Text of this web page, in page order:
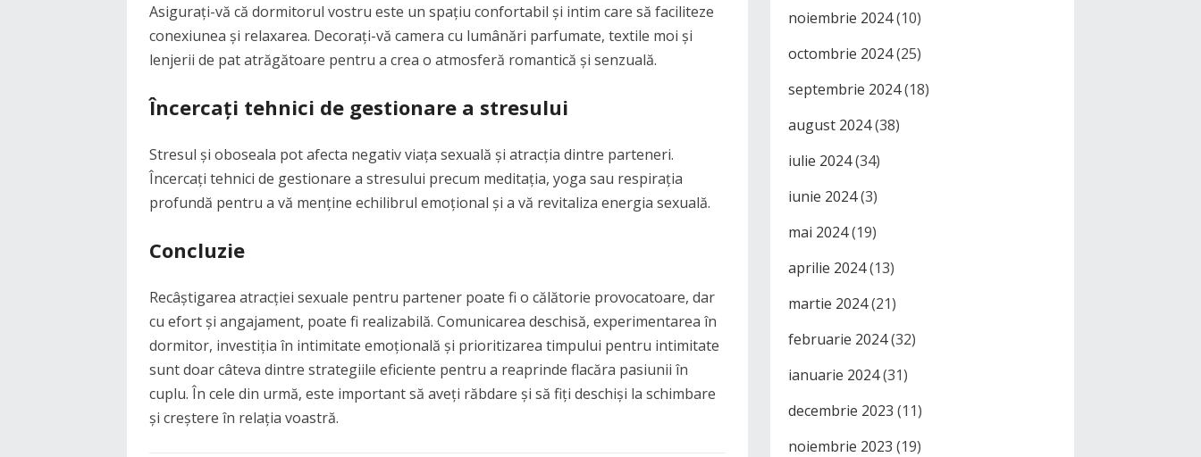
Asigurați-vă că dormitorul vostru este un spațiu confortabil și intim care să faciliteze
conexiunea și relaxarea. Decorați-vă camera cu lumânări parfumate, textile moi și
lenjerii de pat atrăgătoare pentru a crea o atmosferă romantică și senzuală.
Încercați tehnici de gestionare a stresului
Stresul și oboseala pot afecta negativ viața sexuală și atracția dintre parteneri.
Încercați tehnici de gestionare a stresului precum meditația, yoga sau respirația
profundă pentru a vă menține echilibrul emoțional și a vă revitaliza energia sexuală.
Concluzie
Recâștigarea atracției sexuale pentru partener poate fi o călătorie provocatoare, dar
cu efort și angajament, poate fi realizabilă. Comunicarea deschisă, experimentarea în
dormitor, investiția în intimitate emoțională și prioritizarea timpului pentru intimitate
sunt doar câteva dintre strategiile eficiente pentru a reaprinde flacăra pasiunii în
cuplu. În cele din urmă, este important să aveți răbdare și să fiți deschiși la schimbare
și creștere în relația voastră.
noiembrie 2024(10)
octombrie 2024(25)
septembrie 2024(18)
august 2024(38)
iulie 2024(34)
iunie 2024(3)
mai 2024(19)
aprilie 2024(13)
martie 2024(21)
februarie 2024(32)
ianuarie 2024(31)
decembrie 2023 (11)
noiembrie 2023 (19)